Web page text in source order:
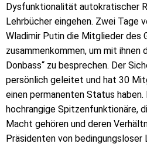
Dysfunktionalität autokratischer
Lehrbücher eingehen. Zwei Tage
Wladimir Putin die Mitglieder des
zusammenkommen, um mit ihnen
Donbass“ zu besprechen. Der
persönlich geleitet und hat 30
einen permanenten Status
hochrangige Spitzenfunktionäre,
Macht gehören und deren
Präsidenten von